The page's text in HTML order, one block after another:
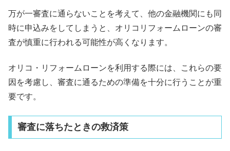
万が一審査に通らないことを考えて、他の金融機関にも同
時に申込みをしてしまうと、オリコリフォームローンの審
査が慎重に行われる可能性が高くなります。
オリコ・リフォームローンを利用する際には、これらの要
因を考慮し、審査に通るための準備を十分に行うことが重
要です。
審査に落ちたときの救済策